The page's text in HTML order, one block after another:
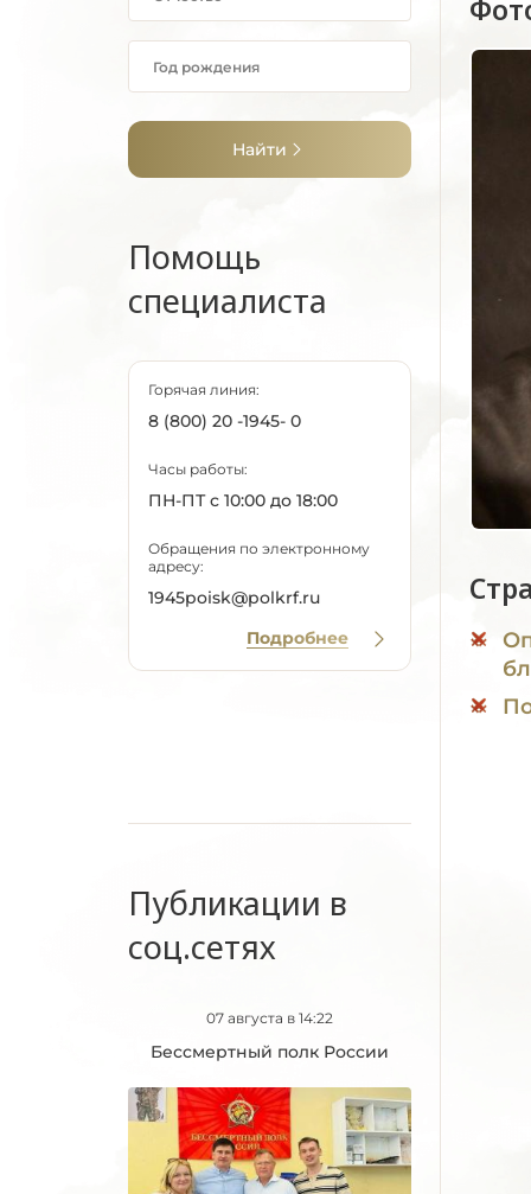
Найти
Помощь
специалиста
Горячая линия:
8 (800) 20 -1945- 0
Часы работы:
ПН-ПТ с 10:00 до 18:00
Обращения по электронному
адресу:
1945poisk@polkrf.ru
Подробнее
Публикации в
соц.сетях
07 августа в 14:22
Бессмертный полк России